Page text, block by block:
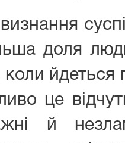
доля
йдеться
це
й